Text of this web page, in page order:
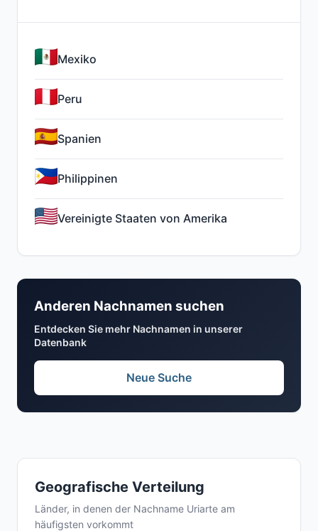
Geografische Verteilung
Länder, in denen der Nachname Uriarte am
häufigsten vorkommt
Mexiko
Peru
Spanien
Philippinen
Vereinigte Staaten von Amerika
Anderen Nachnamen suchen
Entdecken Sie mehr Nachnamen in unserer
Datenbank
Neue Suche